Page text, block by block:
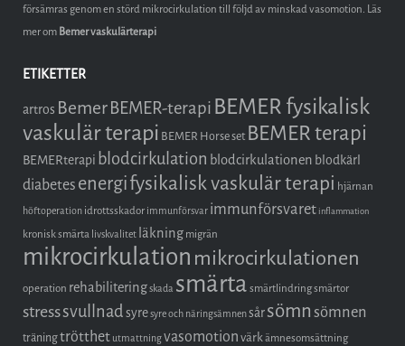
försämras genom en störd mikrocirkulation till följd av minskad vasomotion. Läs
mer omBemer vaskulärterapi
ETIKETTER
artros BemerBEMER-terapi BEMER fysikalisk
vaskulär terapi BEMER Horse set BEMER terapi
BEMERterapi blodcirkulation blodcirkulationen blodkärl
diabetesenergifysikalisk vaskulär terapi hjärnan
höftoperation idrottsskador immunförsvar immunförsvaret inflammation
kronisk smärta livskvalitet läkningmigrän
mikrocirkulation mikrocirkulationen
operation rehabiliteringskada smärtasmärtlindringsmärtor
stresssvullnadsyresyre och näringsämnensårsömnsömnen
träningtrötthet utmattningvasomotionvärkämnesomsättning